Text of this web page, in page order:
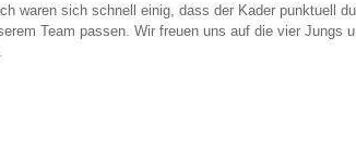
waren sich schnell einig, dass der Kader punktuell
Team passen. Wir freuen uns auf die vier Jungs